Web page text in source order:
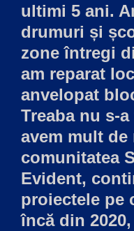
ultimi 5 ani.
drumuri și
zone întregi
am reparat
anvelopat
Treaba nu s-
avem mult
comunitatea
Evident,
proiectele pe
încă din